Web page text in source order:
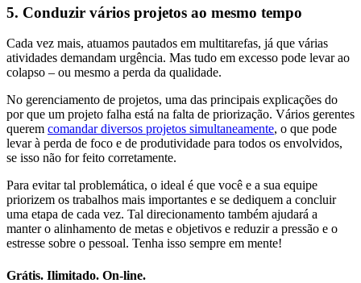
5. Conduzir vários projetos ao mesmo tempo
Cada vez mais, atuamos pautados em multitarefas, já que várias
atividades demandam urgência. Mas tudo em excesso pode levar ao
colapso – ou mesmo a perda da qualidade.
No gerenciamento de projetos, uma das principais explicações do
por que um projeto falha está na falta de priorização. Vários gerentes
querem comandar diversos projetos simultaneamente, o que pode
levar à perda de foco e de produtividade para todos os envolvidos,
se isso não for feito corretamente.
Para evitar tal problemática, o ideal é que você e a sua equipe
priorizem os trabalhos mais importantes e se dediquem a concluir
uma etapa de cada vez. Tal direcionamento também ajudará a
manter o alinhamento de metas e objetivos e reduzir a pressão e o
estresse sobre o pessoal. Tenha isso sempre em mente!
Grátis. Ilimitado. On-line.